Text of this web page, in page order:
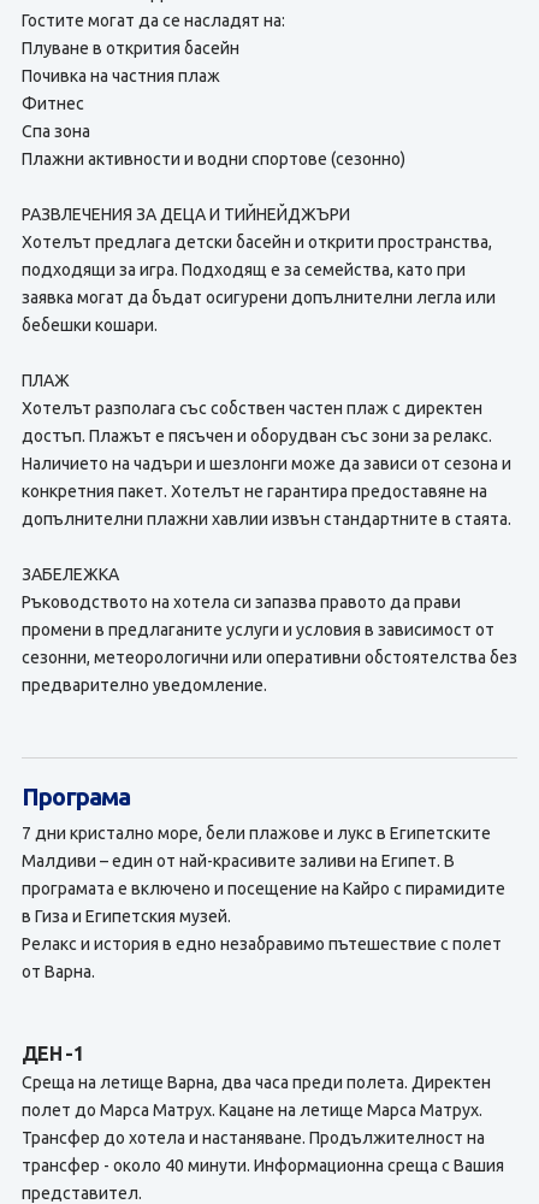
Гостите могат да се насладят на:
Плуване в открития басейн
Почивка на частния плаж
Фитнес
Спа зона
Плажни активности и водни спортове (сезонно)
РАЗВЛЕЧЕНИЯ ЗА ДЕЦА И ТИЙНЕЙДЖЪРИ
Хотелът предлага детски басейн и открити пространства,
подходящи за игра. Подходящ е за семейства, като при
заявка могат да бъдат осигурени допълнителни легла или
бебешки кошари.
ПЛАЖ
Хотелът разполага със собствен частен плаж с директен
достъп. Плажът е пясъчен и оборудван със зони за релакс.
Наличието на чадъри и шезлонги може да зависи от сезона и
конкретния пакет. Хотелът не гарантира предоставяне на
допълнителни плажни хавлии извън стандартните в стаята.
ЗАБЕЛЕЖКА
Ръководството на хотела си запазва правото да прави
промени в предлаганите услуги и условия в зависимост от
сезонни, метеорологични или оперативни обстоятелства без
предварително уведомление.
Програма
7 дни кристално море, бели плажове и лукс в Египетските
Малдиви – един от най-красивите заливи на Египет. В
програмата е включено и посещение на Кайро с пирамидите
в Гиза и Египетския музей.
Релакс и история в едно незабравимо пътешествие с полет
от Варна.
ДЕН -1
Среща на летище Варна, два часа преди полета. Директен
полет до Марса Матрух. Кацане на летище Марса Матрух.
Трансфер до хотела и настаняване. Продължителност на
трансфер - около 40 минути. Информационна среща с Вашия
представител.